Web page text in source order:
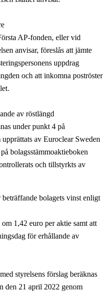
AP-fonden, eller vid
anvisar, föreslås att jämte
uppdrag
och att inkomna poströster
av röstlängd
under punkt 4 på
av Euroclear Sweden
bolagsstämmoaktieboken
och tillstyrkts av
bolagets vinst enligt
1,42 euro per aktie samt att
för erhållande av
styrelsens förslag beräknas
den 21 april 2022 genom